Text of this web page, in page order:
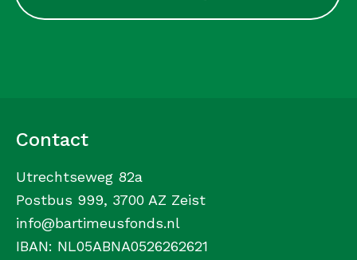
Contact
Utrechtseweg 82a
Postbus 999, 3700 AZ Zeist
info@bartimeusfonds.nl
IBAN: NL05ABNA0526262621